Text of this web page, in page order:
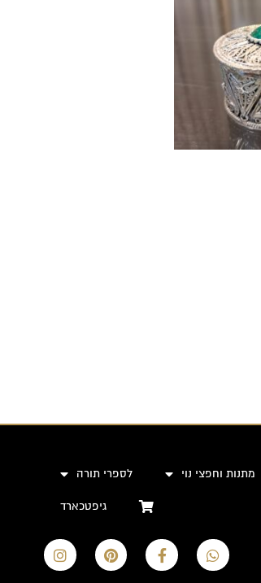
מתנות וחפצי נוי לספרי תורה
גיפטכארד
W
h
a
F
a
c
P
i
n
I
n
s